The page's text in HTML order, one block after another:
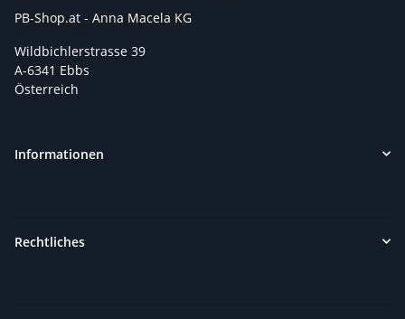
PB-Shop.at - Anna Macela KG
Wildbichlerstrasse 39
A-6341 Ebbs
Österreich
Informationen
Rechtliches